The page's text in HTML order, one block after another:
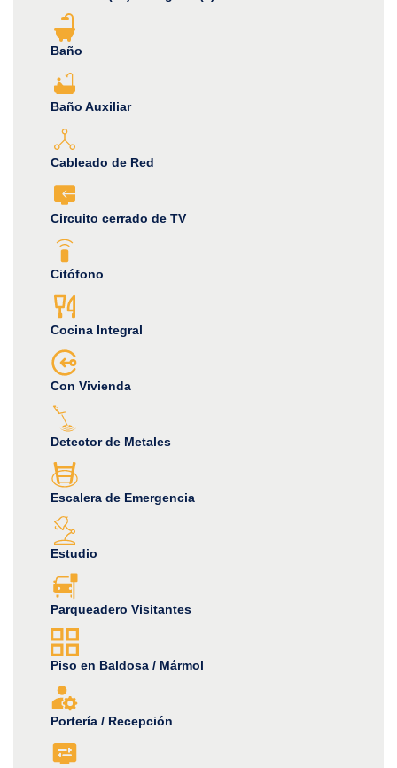
Baño
Baño Auxiliar
Cableado de Red
Circuito cerrado de TV
Citófono
Cocina Integral
Con Vivienda
Detector de Metales
Escalera de Emergencia
Estudio
Parqueadero Visitantes
Piso en Baldosa / Mármol
Portería / Recepción